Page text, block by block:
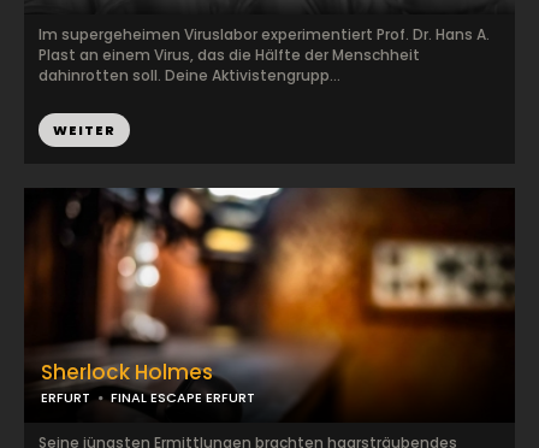
Sherlock Holmes
ERFURT FINAL ESCAPE ERFURT
Seine jüngsten Ermittlungen brachten haarsträubendes
Im supergeheimen Viruslabor experimentiert Prof. Dr. Hans A.
Plast an einem Virus, das die Hälfte der Menschheit
dahinrotten soll. Deine Aktivistengrupp...
WEITER